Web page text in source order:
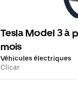
Tesla Model 3 à
mois
Véhicules électriques
Clicar